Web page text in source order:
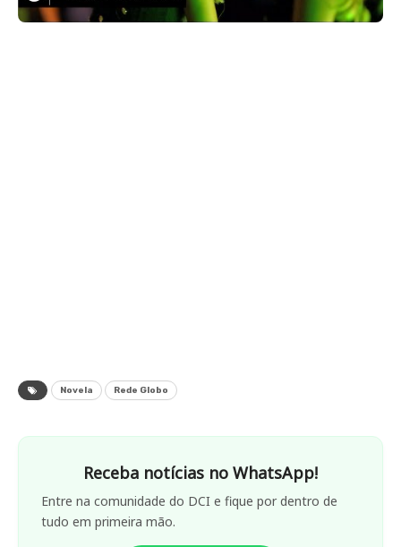
Novela Rede Globo
Receba notícias no WhatsApp!
Entre na comunidade do DCI e fique por dentro de
tudo em primeira mão.